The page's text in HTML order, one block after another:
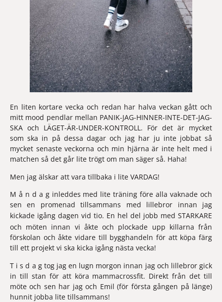
En liten kortare vecka och redan har halva veckan gått och
mitt mood pendlar mellan PANIK-JAG-HINNER-INTE-DET-JAG-
SKA och LÄGET-ÄR-UNDER-KONTROLL. För det är mycket
som ska in på dessa dagar och jag har ju inte jobbat så
mycket senaste veckorna och min hjärna är inte helt med i
matchen så det går lite trögt om man säger så. Haha!
Men jag älskar att vara tillbaka i lite VARDAG!
M å n d a g inleddes med lite träning före alla vaknade och
sen en promenad tillsammans med lillebror innan jag
kickade igång dagen vid tio. En hel del jobb med STARKARE
och möten innan vi åkte och plockade upp killarna från
förskolan och åkte vidare till bygghandeln för att köpa färg
till ett projekt vi ska kicka igång nästa vecka!
T i s d a g tog jag en lugn morgon innan jag och lillebror gick
in till stan för att köra mammacrossfit. Direkt från det till
möte och sen har jag och Emil (för första gången på länge)
hunnit jobba lite tillsammans!